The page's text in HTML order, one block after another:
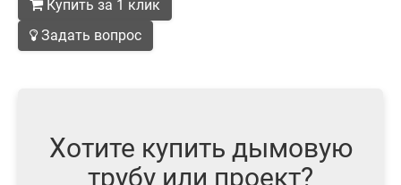
Купить за 1 клик
Задать вопрос
Хотите купить дымовую
трубу или проект?